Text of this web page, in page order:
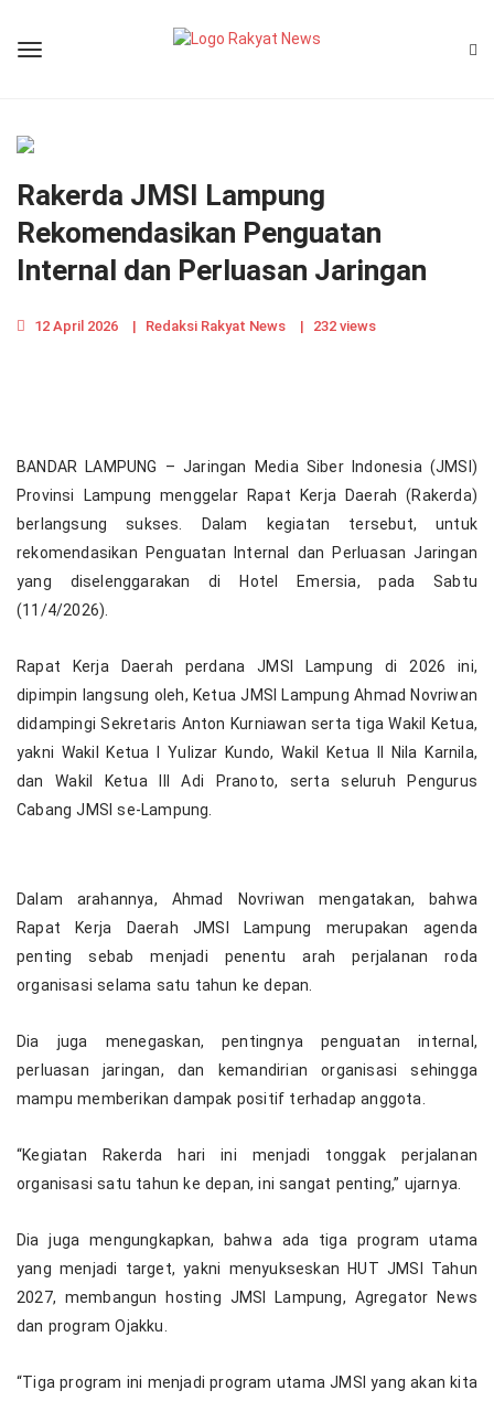
Rakerda JMSI Lampung
Rekomendasikan Penguatan
Internal dan Perluasan Jaringan
12 April 2026 | Redaksi Rakyat News | 232 views
BANDAR LAMPUNG – Jaringan Media Siber Indonesia (JMSI)
Provinsi Lampung menggelar Rapat Kerja Daerah (Rakerda)
berlangsung sukses. Dalam kegiatan tersebut, untuk
rekomendasikan Penguatan Internal dan Perluasan Jaringan
yang diselenggarakan di Hotel Emersia, pada Sabtu
(11/4/2026).
Rapat Kerja Daerah perdana JMSI Lampung di 2026 ini,
dipimpin langsung oleh, Ketua JMSI Lampung Ahmad Novriwan
didampingi Sekretaris Anton Kurniawan serta tiga Wakil Ketua,
yakni Wakil Ketua I Yulizar Kundo, Wakil Ketua II Nila Karnila,
dan Wakil Ketua III Adi Pranoto, serta seluruh Pengurus
Cabang JMSI se-Lampung.
Dalam arahannya, Ahmad Novriwan mengatakan, bahwa
Rapat Kerja Daerah JMSI Lampung merupakan agenda
penting sebab menjadi penentu arah perjalanan roda
organisasi selama satu tahun ke depan.
Dia juga menegaskan, pentingnya penguatan internal,
perluasan jaringan, dan kemandirian organisasi sehingga
mampu memberikan dampak positif terhadap anggota.
“Kegiatan Rakerda hari ini menjadi tonggak perjalanan
organisasi satu tahun ke depan, ini sangat penting,” ujarnya.
Dia juga mengungkapkan, bahwa ada tiga program utama
yang menjadi target, yakni menyukseskan HUT JMSI Tahun
2027, membangun hosting JMSI Lampung, Agregator News
dan program Ojakku.
“Tiga program ini menjadi program utama JMSI yang akan kita